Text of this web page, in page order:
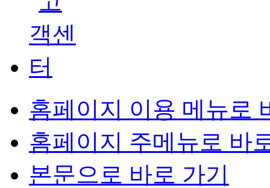
홈페이지 이용 메뉴로
홈페이지 주메뉴로 바
본문으로 바로 가기